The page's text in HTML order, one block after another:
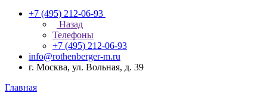
+7 (495) 212-06-93
Назад
Телефоны
+7 (495) 212-06-93
info@rothenberger-m.ru
г. Москва, ул. Вольная, д. 39
Главная